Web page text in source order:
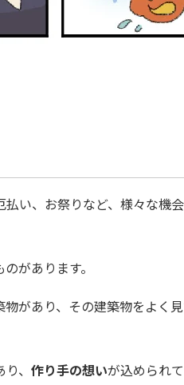
い、お祭りなど、様々な機
があります。
があり、その建築物をよく
、 作り手の想いが込められ